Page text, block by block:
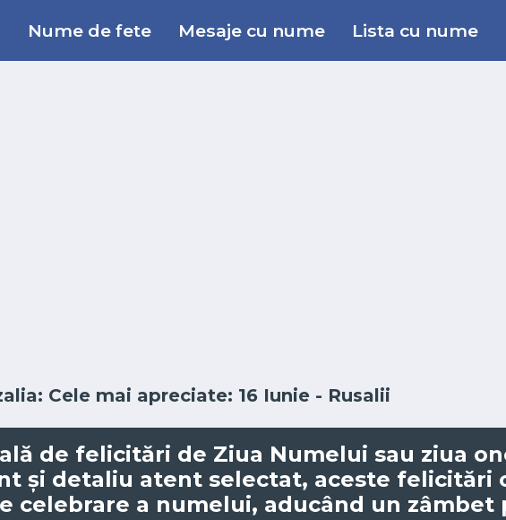
Nume de fete Mesaje cu nume Lista cu nume
Cele mai apreciate: 16 Iunie - Rusalii
de felicitări de Ziua Numelui sau ziua
și detaliu atent selectat, aceste felicitări
celebrare a numelui, aducând un zâmbet